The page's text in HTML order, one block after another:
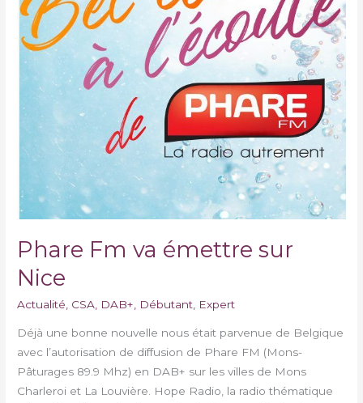
Phare Fm va émettre sur
Nice
Actualité CSA DAB+ Débutant Expert
Déjà une bonne nouvelle nous était parvenue de Belgique
avec l’autorisation de diffusion de Phare FM (Mons-
Pâturages 89.9 Mhz) en DAB+ sur les villes de Mons
Charleroi et La Louvière. Hope Radio, la radio thématique